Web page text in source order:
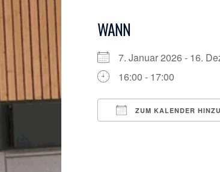
WANN
7. Januar 2026 - 16.
16:00 - 17:00
ZUM KALENDER